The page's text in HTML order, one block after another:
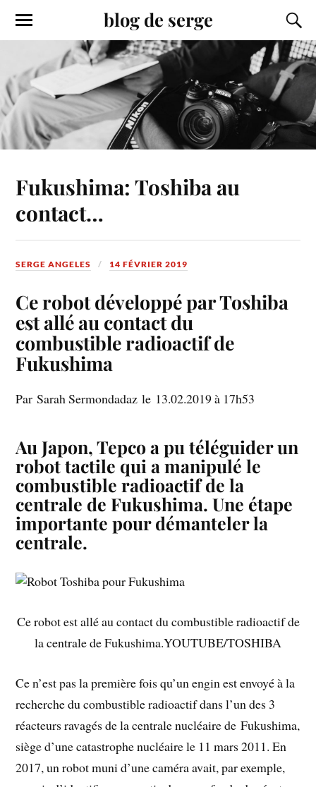
blog de serge
Fukushima: Toshiba au
contact…
SERGE ANGELES 14 FÉVRIER 2019
Ce robot développé par Toshiba
est allé au contact du
combustible radioactif de
Fukushima
Par Sarah Sermondadaz le 13.02.2019 à 17h53
Au Japon, Tepco a pu téléguider un
robot tactile qui a manipulé le
combustible radioactif de la
centrale de Fukushima. Une étape
importante pour démanteler la
centrale.
Ce robot est allé au contact du combustible radioactif de
la centrale de Fukushima.YOUTUBE/TOSHIBA
Ce n’est pas la première fois qu’un engin est envoyé à la
recherche du combustible radioactif dans l’un des 3
réacteurs ravagés de la centrale nucléaire de Fukushima,
siège d’une catastrophe nucléaire le 11 mars 2011. En
2017, un robot muni d’une caméra avait, par exemple,